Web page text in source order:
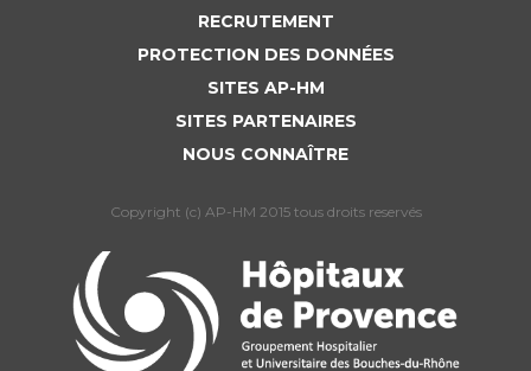
RECRUTEMENT
PROTECTION DES DONNÉES
SITES AP-HM
SITES PARTENAIRES
NOUS CONNAÎTRE
Copyright (c) AP-HM 2015 tous droits reservés